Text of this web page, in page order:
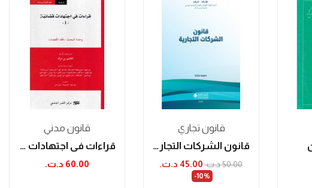
قانون مدني
قراءات في اجتهادات قضائية عدد 1
60.00 د.ت.‏
قانون تجاري
قانون الشركات التجارية الطبعة الثالثة
50.00 د.ت.‏ 45.00 د.ت.‏
‎-10%